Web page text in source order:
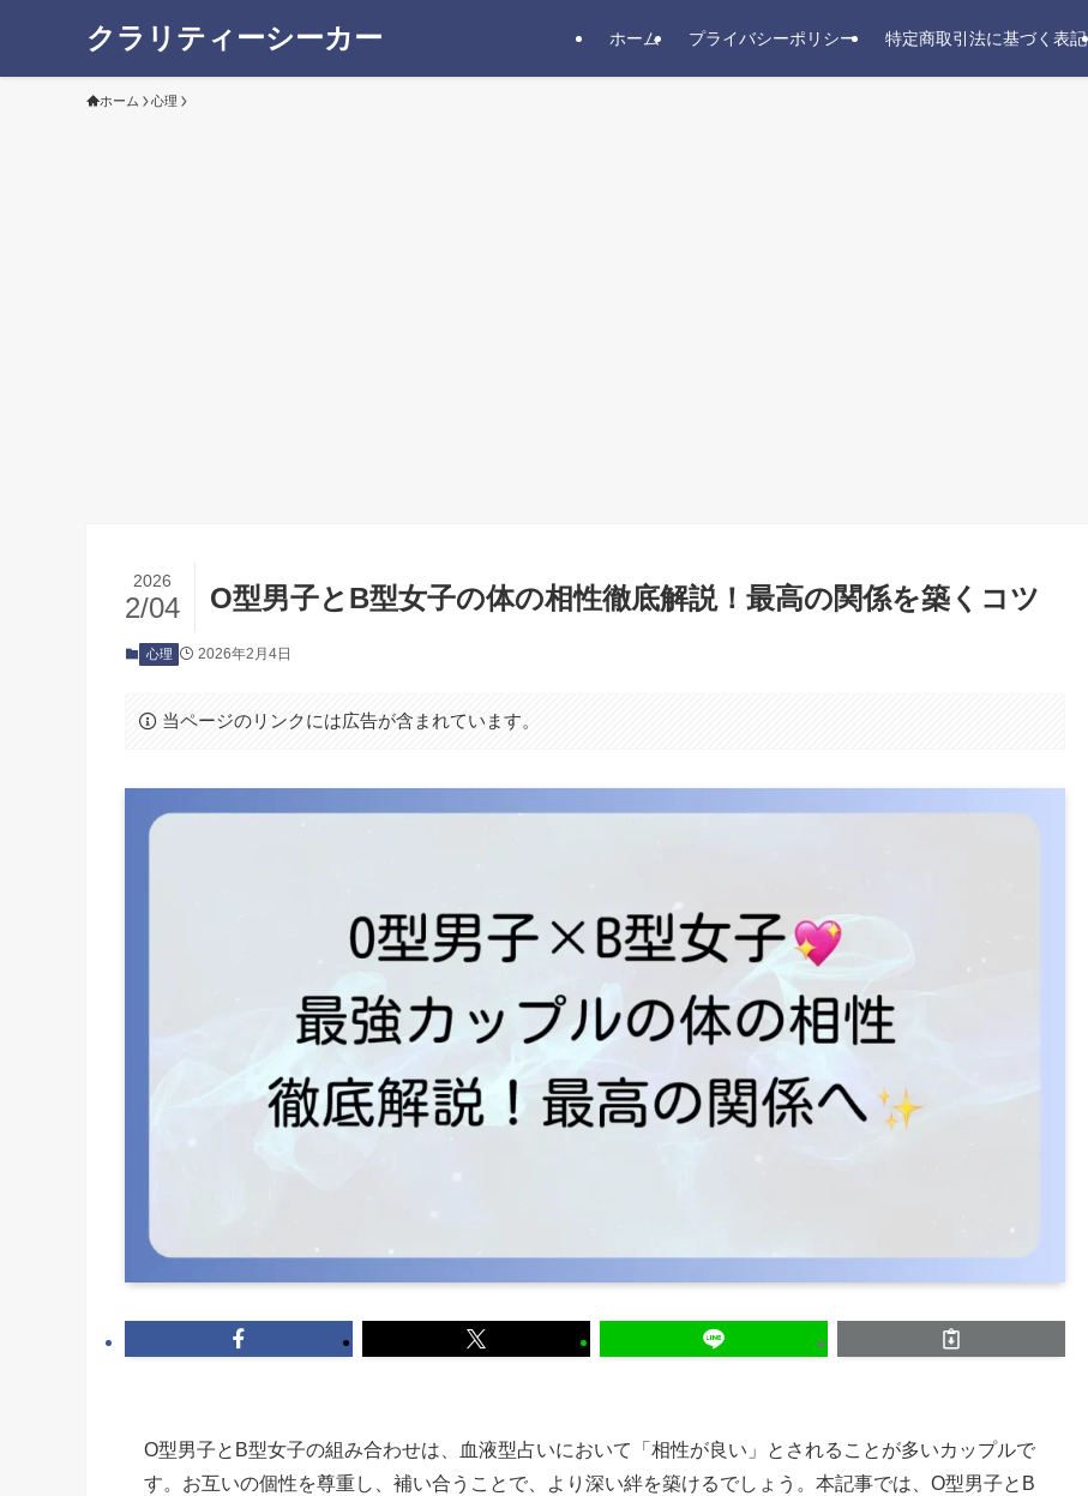
クラリティーシーカー ホーム プライバシーポリシー 特定商取引法に基づく表記
ホーム 心理
O型男子とB型女子の体の相性徹底解説！最高の関係を築くコツ
2026
2/04
心理 2026年2月4日
当ページのリンクには広告が含まれています。
O型男子とB型女子の組み合わせは、血液型占いにおいて「相性が良い」とされることが多いカップルで
す。お互いの個性を尊重し、補い合うことで、より深い絆を築けるでしょう。本記事では、O型男子とB